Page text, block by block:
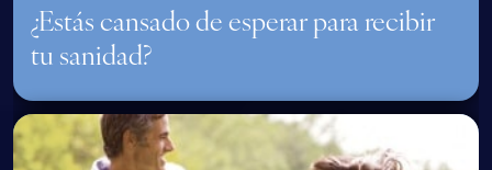
¿Estás cansado de esperar para recibir
tu sanidad?